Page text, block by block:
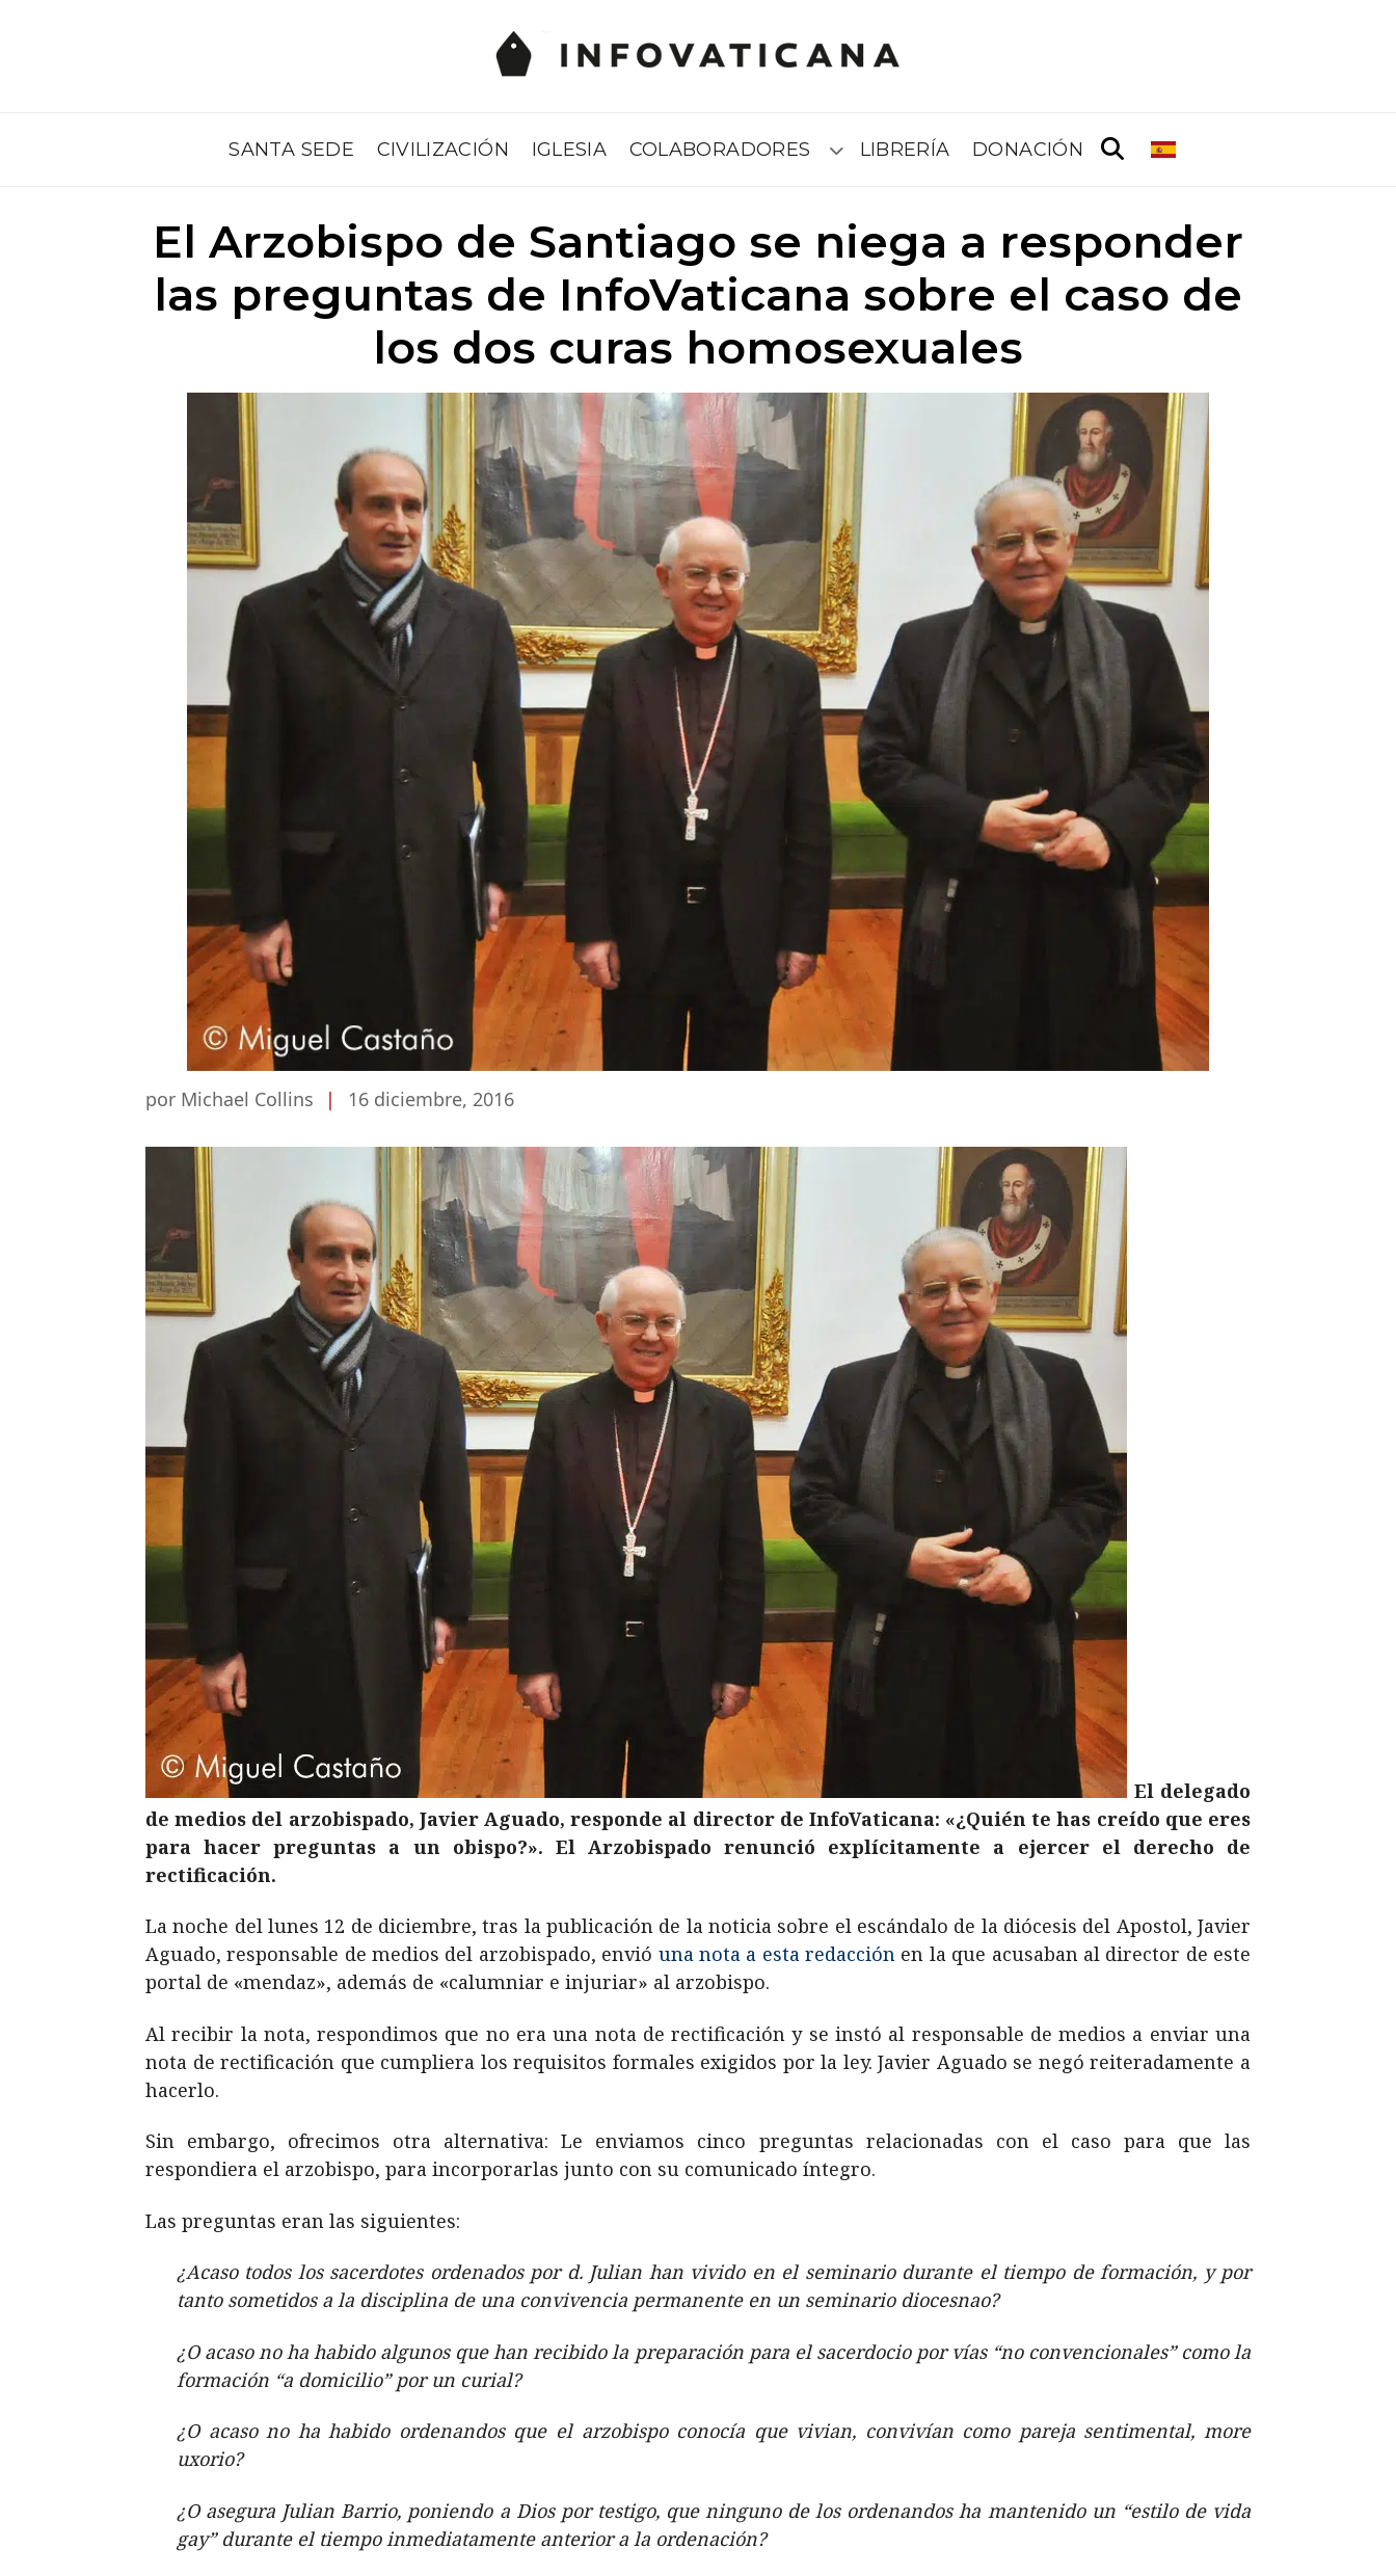
SANTA SEDE CIVILIZACIÓN IGLESIA COLABORADORES Submenú
LIBRERÍA DONACIÓN
El Arzobispo de Santiago se niega a responder
las preguntas de InfoVaticana sobre el caso de
los dos curas homosexuales
por Michael Collins | 16 diciembre, 2016
El delegado
de medios del arzobispado, Javier Aguado, responde al director de InfoVaticana: «¿Quién te has creído que eres
para hacer preguntas a un obispo?». El Arzobispado renunció explícitamente a ejercer el derecho de
rectificación.
La noche del lunes 12 de diciembre, tras la publicación de la noticia sobre el escándalo de la diócesis del Apostol, Javier
Aguado, responsable de medios del arzobispado, envió una nota a esta redacción en la que acusaban al director de este
portal de «mendaz», además de «calumniar e injuriar» al arzobispo.
Al recibir la nota, respondimos que no era una nota de rectificación y se instó al responsable de medios a enviar una
nota de rectificación que cumpliera los requisitos formales exigidos por la ley. Javier Aguado se negó reiteradamente a
hacerlo.
Sin embargo, ofrecimos otra alternativa: Le enviamos cinco preguntas relacionadas con el caso para que las
respondiera el arzobispo, para incorporarlas junto con su comunicado íntegro.
Las preguntas eran las siguientes:
¿Acaso todos los sacerdotes ordenados por d. Julian han vivido en el seminario durante el tiempo de formación, y por
tanto sometidos a la disciplina de una convivencia permanente en un seminario diocesnao?
¿O acaso no ha habido algunos que han recibido la preparación para el sacerdocio por vías “no convencionales” como la
formación “a domicilio” por un curial?
¿O acaso no ha habido ordenandos que el arzobispo conocía que vivian, convivían como pareja sentimental, more
uxorio?
¿O asegura Julian Barrio, poniendo a Dios por testigo, que ninguno de los ordenandos ha mantenido un “estilo de vida
gay” durante el tiempo inmediatamente anterior a la ordenación?